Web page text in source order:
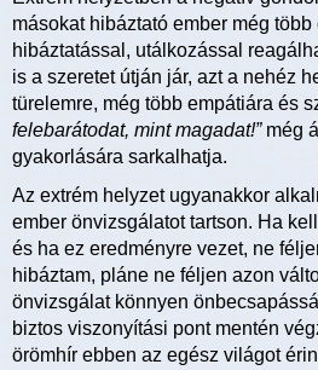
másokat hibáztató ember még
hibáztatással, utálkozással
is a szeretet útján jár, azt a nehéz
türelemre, még több empátiára és
felebarátodat, mint magadat!” még
gyakorlására sarkalhatja.
Az extrém helyzet ugyanakkor
ember önvizsgálatot tartson. Ha
és ha ez eredményre vezet, ne
hibáztam, pláne ne féljen azon
önvizsgálat könnyen
biztos viszonyítási pont mentén
örömhír ebben az egész világot